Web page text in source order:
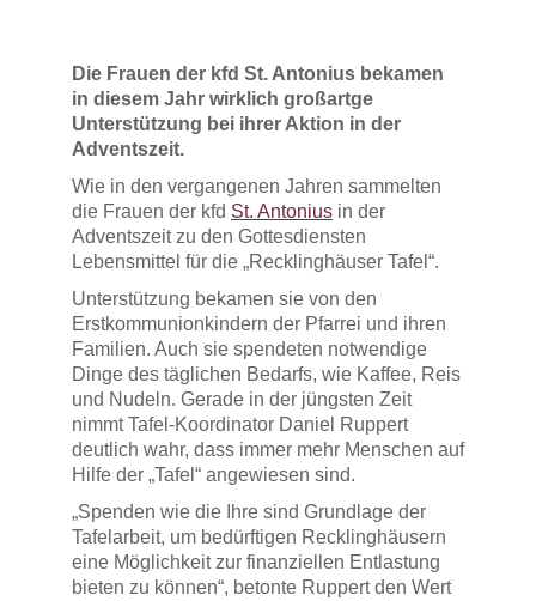
Die Frauen der kfd St. Antonius bekamen
in diesem Jahr wirklich großartge
Unterstützung bei ihrer Aktion in der
Adventszeit.
Wie in den vergangenen Jahren sammelten
die Frauen der kfd St. Antonius in der
Adventszeit zu den Gottesdiensten
Lebensmittel für die „Recklinghäuser Tafel“.
Unterstützung bekamen sie von den
Erstkommunionkindern der Pfarrei und ihren
Familien. Auch sie spendeten notwendige
Dinge des täglichen Bedarfs, wie Kaffee, Reis
und Nudeln. Gerade in der jüngsten Zeit
nimmt Tafel-Koordinator Daniel Ruppert
deutlich wahr, dass immer mehr Menschen auf
Hilfe der „Tafel“ angewiesen sind.
„Spenden wie die Ihre sind Grundlage der
Tafelarbeit, um bedürftigen Recklinghäusern
eine Möglichkeit zur finanziellen Entlastung
bieten zu können“, betonte Ruppert den Wert